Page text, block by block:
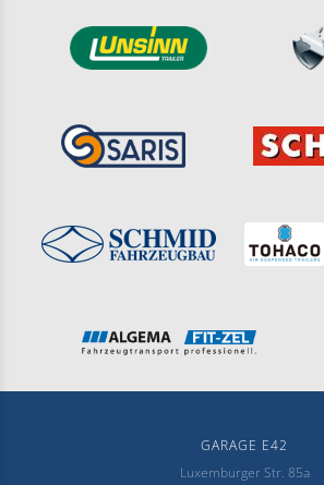
GARAGE E42
Luxemburger Str. 85a